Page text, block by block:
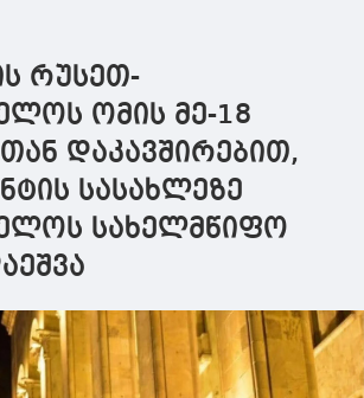
ჰყავს არა სუსტი,
არამედ
დესტრუქციული
ოპოზიცია
აკერმანი
რუსეთ-
ომის მე-18
დაკავშირებით,
სასახლეზე
სახელმწიფო